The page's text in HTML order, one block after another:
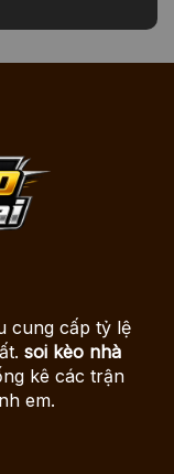
cung cấp tỷ lệ
soi kèo nhà
kê các trận
em.